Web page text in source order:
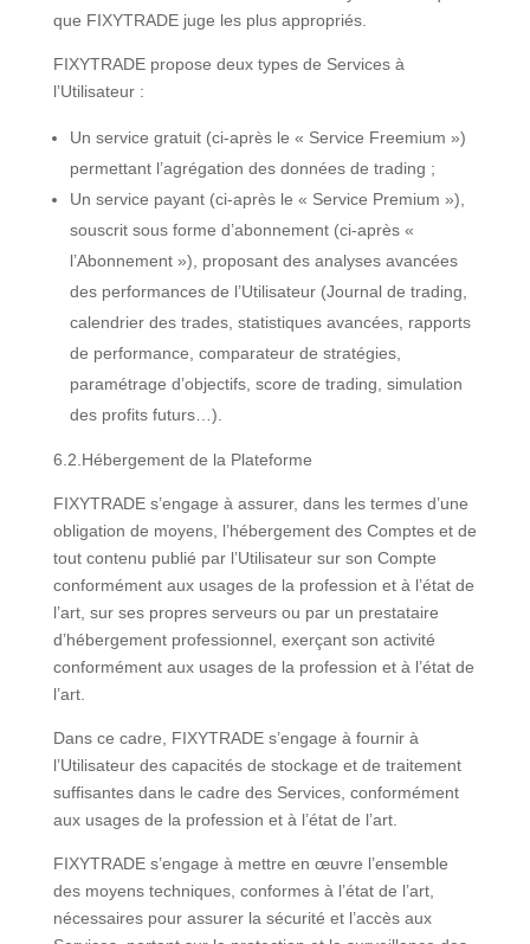
que FIXYTRADE juge les plus appropriés.
FIXYTRADE propose deux types de Services à
l’Utilisateur :
Un service gratuit (ci-après le « Service Freemium »)
permettant l’agrégation des données de trading ;
Un service payant (ci-après le « Service Premium »),
souscrit sous forme d’abonnement (ci-après «
l’Abonnement »), proposant des analyses avancées
des performances de l’Utilisateur (Journal de trading,
calendrier des trades, statistiques avancées, rapports
de performance, comparateur de stratégies,
paramétrage d’objectifs, score de trading, simulation
des profits futurs…).
6.2.Hébergement de la Plateforme
FIXYTRADE s’engage à assurer, dans les termes d’une
obligation de moyens, l’hébergement des Comptes et de
tout contenu publié par l’Utilisateur sur son Compte
conformément aux usages de la profession et à l’état de
l’art, sur ses propres serveurs ou par un prestataire
d’hébergement professionnel, exerçant son activité
conformément aux usages de la profession et à l’état de
l’art.
Dans ce cadre, FIXYTRADE s’engage à fournir à
l’Utilisateur des capacités de stockage et de traitement
suffisantes dans le cadre des Services, conformément
aux usages de la profession et à l’état de l’art.
FIXYTRADE s’engage à mettre en œuvre l’ensemble
des moyens techniques, conformes à l’état de l’art,
nécessaires pour assurer la sécurité et l’accès aux